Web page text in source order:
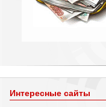
Интересные сайты